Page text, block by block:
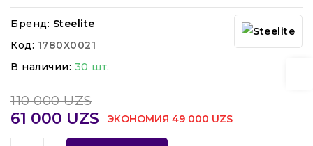
Бренд: Steelite
Код: 1780X0021
В наличии: 30 шт.
110 000 UZS
61 000 UZS ЭКОНОМИЯ 49 000 UZS